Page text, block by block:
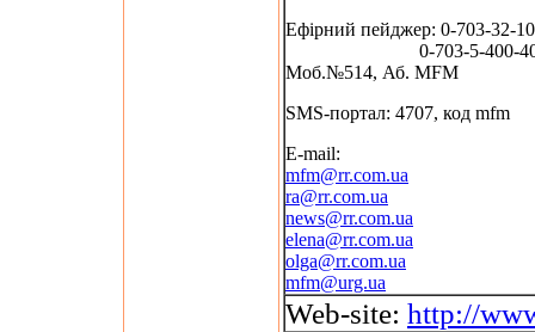
Ефірний пейджер: 0-703-32-
0-703-5-400-
Моб.№514, Аб. MFM
SMS-портал: 4707, код mfm
E-mail:
mfm@rr.com.ua
ra@rr.com.ua
news@rr.com.ua
elena@rr.com.ua
olga@rr.com.ua
mfm@urg.ua
Web-site: http://